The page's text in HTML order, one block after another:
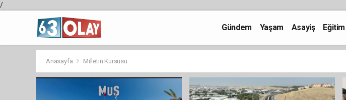
/
Gündem Yaşam Asayiş Eğitim
Anasayfa Milletin Kürsüsü